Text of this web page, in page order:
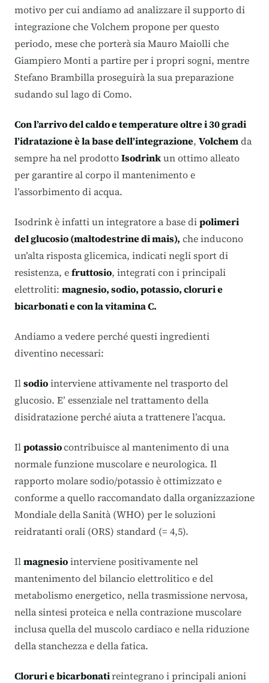
motivo per cui andiamo ad analizzare il supporto di
integrazione che Volchem propone per questo
periodo, mese che porterà sia Mauro Maiolli che
Giampiero Monti a partire per i propri sogni, mentre
Stefano Brambilla proseguirà la sua preparazione
sudando sul lago di Como.
Con l’arrivo del caldo e temperature oltre i 30 gradi
l’idratazione è la base dell’integrazione, Volchemda
sempre ha nel prodottoIsodrinkun ottimo alleato
per garantire al corpo il mantenimento e
l’assorbimento di acqua.
Isodrink è infatti un integratore a base dipolimeri
del glucosio (maltodestrine di mais), che inducono
un’alta risposta glicemica, indicati negli sport di
resistenza, efruttosio, integrati con i principali
elettroliti: magnesio, sodio, potassio, cloruri e
bicarbonati e con la vitamina C.
Andiamo a vedere perché questi ingredienti
diventino necessari:
Ilsodiointerviene attivamente nel trasporto del
glucosio. E’ essenziale nel trattamento della
disidratazione perché aiuta a trattenere l’acqua.
Ilpotassiocontribuisce al mantenimento di una
normale funzione muscolare e neurologica. Il
rapporto molare sodio/potassio è ottimizzato e
conforme a quello raccomandato dalla organizzazione
Mondiale della Sanità (WHO) per le soluzioni
reidratanti orali (ORS) standard (= 4,5).
Ilmagnesiointerviene positivamente nel
mantenimento del bilancio elettrolitico e del
metabolismo energetico, nella trasmissione nervosa,
nella sintesi proteica e nella contrazione muscolare
inclusa quella del muscolo cardiaco e nella riduzione
della stanchezza e della fatica.
Cloruri e bicarbonatireintegrano i principali anioni